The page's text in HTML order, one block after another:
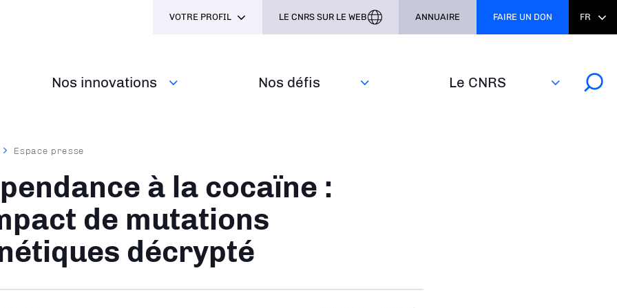
Nos innovations Nos défis‎ Le CNRS
VOTRE PROFIL LE CNRS SUR LE WEB ANNUAIRE FAIRE UN DON FR
Espace presse
à la cocaïne :
de mutations
décrypté